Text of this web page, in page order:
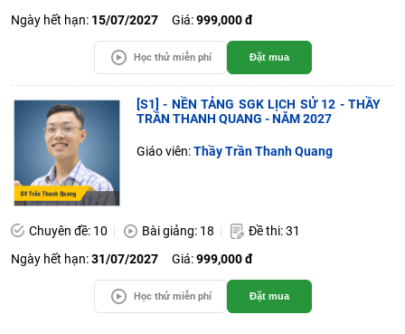
Ngày hết hạn: 15/07/2027 Giá:999,000 đ
Học thử miễn phí Đặt mua
[S1] - NỀN TẢNG SGK LỊCH SỬ 12 - THẦY
TRẦN THANH QUANG - NĂM 2027
Giáo viên:Thầy Trần Thanh Quang
Chuyên đề: 10 Bài giảng: 18
Đề thi: 31
Ngày hết hạn:31/07/2027 Giá:999,000 đ
Học thử miễn phí Đặt mua